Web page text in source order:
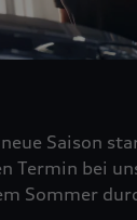
Saison
Termin bei
Sommer